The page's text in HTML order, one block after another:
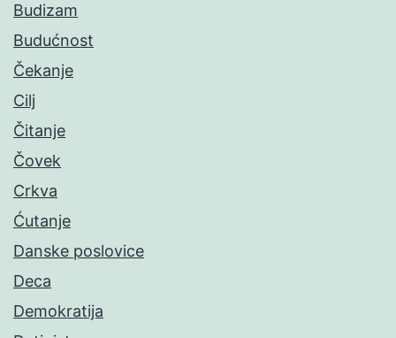
Budizam
Budućnost
Čekanje
Cilj
Čitanje
Čovek
Crkva
Ćutanje
Danske poslovice
Deca
Demokratija